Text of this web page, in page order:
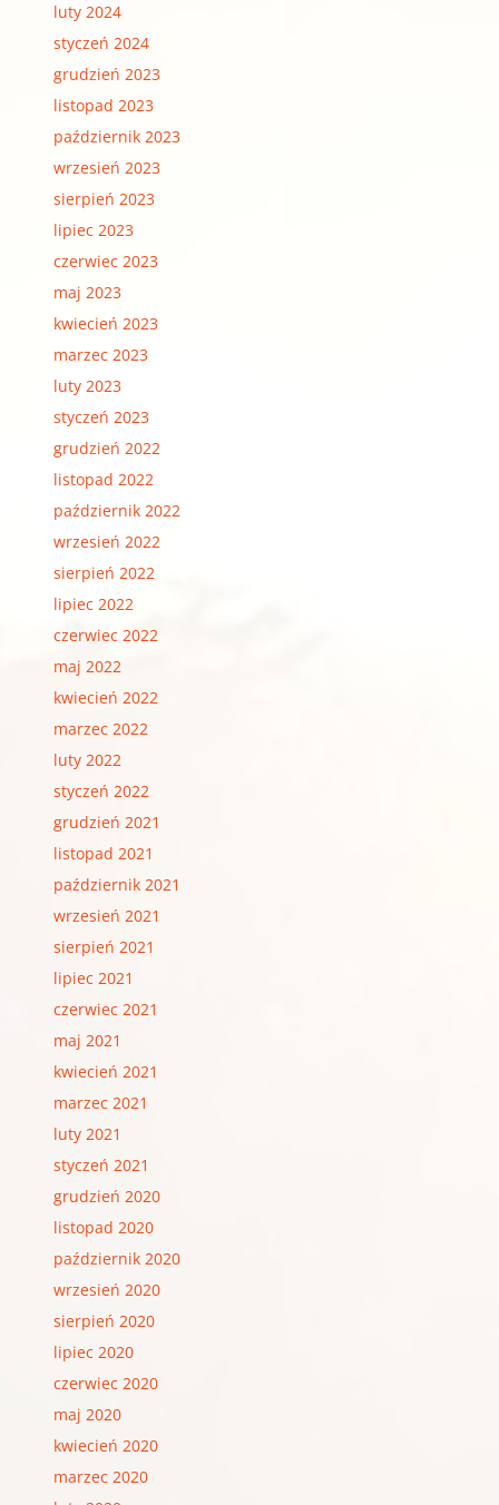
luty 2024
styczeń 2024
grudzień 2023
listopad 2023
październik 2023
wrzesień 2023
sierpień 2023
lipiec 2023
czerwiec 2023
maj 2023
kwiecień 2023
marzec 2023
luty 2023
styczeń 2023
grudzień 2022
listopad 2022
październik 2022
wrzesień 2022
sierpień 2022
lipiec 2022
czerwiec 2022
maj 2022
kwiecień 2022
marzec 2022
luty 2022
styczeń 2022
grudzień 2021
listopad 2021
październik 2021
wrzesień 2021
sierpień 2021
lipiec 2021
czerwiec 2021
maj 2021
kwiecień 2021
marzec 2021
luty 2021
styczeń 2021
grudzień 2020
listopad 2020
październik 2020
wrzesień 2020
sierpień 2020
lipiec 2020
czerwiec 2020
maj 2020
kwiecień 2020
marzec 2020